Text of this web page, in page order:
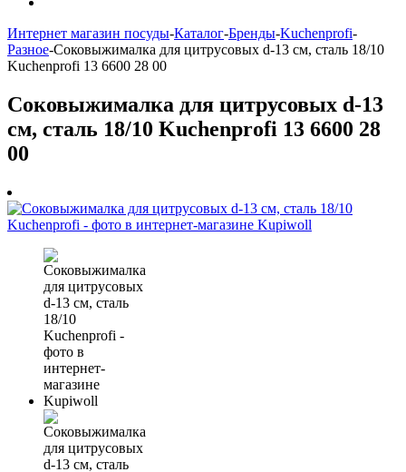
Интернет магазин посуды-Каталог-Бренды-Kuchenprofi-
Разное-Соковыжималка для цитрусовых d-13 см, сталь 18/10
Kuchenprofi 13 6600 28 00
Соковыжималка для цитрусовых d-13
см, сталь 18/10 Kuchenprofi 13 6600 28
00